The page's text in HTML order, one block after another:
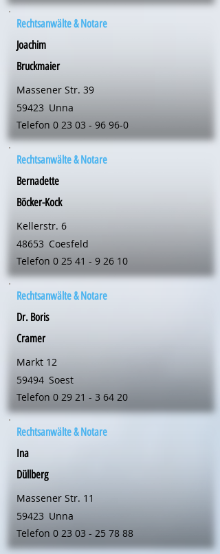
Rechtsanwälte & Notare
Joachim
Bruckmaier
Massener Str. 39
59423 Unna
Telefon 0 23 03 - 96 96-0
Rechtsanwälte & Notare
Bernadette
Böcker-Kock
Kellerstr. 6
48653 Coesfeld
Telefon 0 25 41 - 9 26 10
Rechtsanwälte & Notare
Dr. Boris
Cramer
Markt 12
59494 Soest
Telefon 0 29 21 - 3 64 20
Rechtsanwälte & Notare
Ina
Düllberg
Massener Str. 11
59423 Unna
Telefon 0 23 03 - 25 78 88